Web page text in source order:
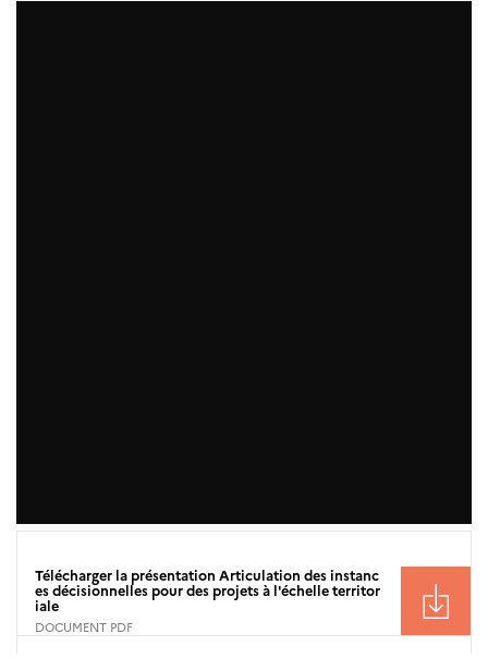
Télécharger la présentation Articulation des instanc
es décisionnelles pour des projets à l'échelle territor
iale
DOCUMENT PDF